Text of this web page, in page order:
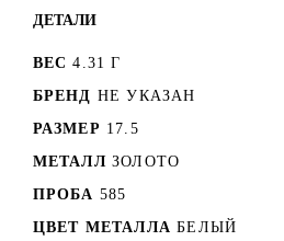
ДЕТАЛИ
ВЕС 4.31 Г
БРЕНД НЕ УКАЗАН
РАЗМЕР 17.5
МЕТАЛЛ ЗОЛОТО
ПРОБА 585
ЦВЕТ МЕТАЛЛА БЕЛЫЙ